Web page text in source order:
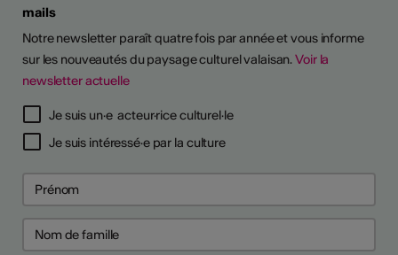
mails
Notre newsletter paraît quatre fois par année et vous informe
sur les nouveautés du paysage culturel valaisan.Voir la
newsletter actuelle
Je suis un·e acteur·rice culturel·le
Je suis intéressé·e par la culture